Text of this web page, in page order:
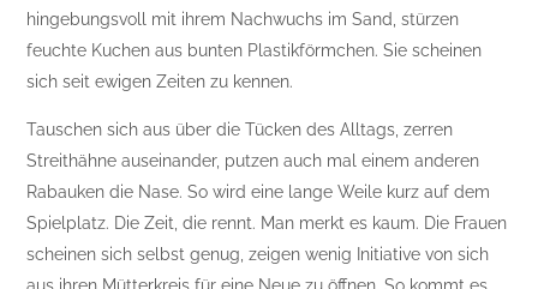
hingebungsvoll mit ihrem Nachwuchs im Sand, stürzen
feuchte Kuchen aus bunten Plastikförmchen. Sie scheinen
sich seit ewigen Zeiten zu kennen.
Tauschen sich aus über die Tücken des Alltags, zerren
Streithähne auseinander, putzen auch mal einem anderen
Rabauken die Nase. So wird eine lange Weile kurz auf dem
Spielplatz. Die Zeit, die rennt. Man merkt es kaum. Die Frauen
scheinen sich selbst genug, zeigen wenig Initiative von sich